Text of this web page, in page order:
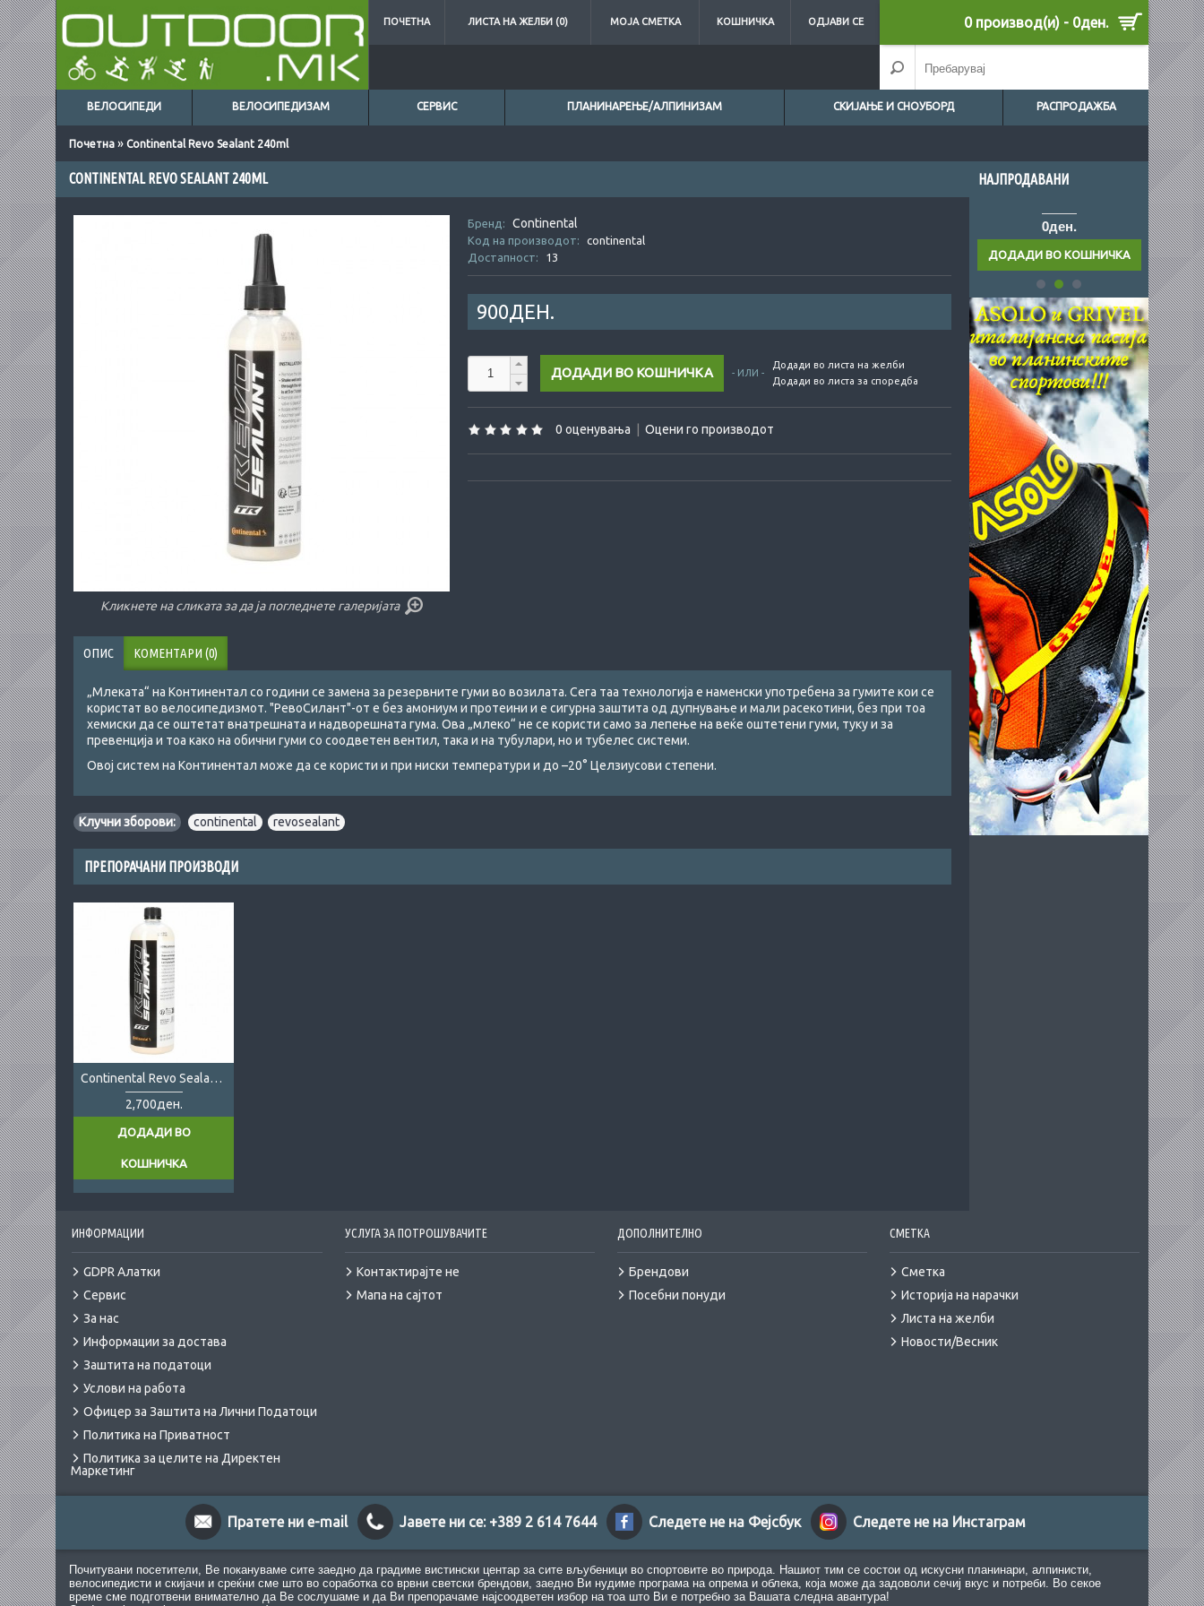
ПОЧЕТНА ЛИСТА НА ЖЕЛБИ (0) МОЈА СМЕТКА КОШНИЧКА ОДЈАВИ СЕ 0 производ(и) - 0ден.
ВЕЛОСИПЕДИ ВЕЛОСИПЕДИЗАМ СЕРВИС ПЛАНИНАРЕЊЕ/АЛПИНИЗАМ СКИЈАЊЕ И СНОУБОРД РАСПРОДАЖБА
Почетна » Continental Revo Sealant 240ml
НАЈПРОДАВАНИ
0ден.
CONTINENTAL REVO SEALANT 240ML
Кликнете на сликата за да ја погледнете галеријата
Бренд: Continental
Код на производот:
continental
Достапност:
13
900ДЕН.
- ИЛИ -
Додади во листа на желби
Додади во листа за споредба
0 оценувања Оцени го производот
ОПИС КОМЕНТАРИ (0)
„Млеката“ на Континентал со години се замена за резервните гуми во возилата. Сега таа технологија е наменски употребена за гумите кои се
користат во велосипедизмот. "РевоСилант"-от е без амониум и протеини и е сигурна заштита од дупнување и мали расекотини, без при тоа
хемиски да се оштетат внатрешната и надворешната гума. Ова „млеко“ не се користи само за лепење на веќе оштетени гуми, туку и за
превенција и тоа како на обични гуми со соодветен вентил, така и на тубулари, но и тубелес системи.
Овој систем на Континентал може да се користи и при ниски температури и до –20° Целзиусови степени.
Клучни зборови: continental revosealant
ПРЕПОРАЧАНИ ПРОИЗВОДИ
Continental Revo Sealant 1L
2,700ден.
ДОДАДИ ВО
КОШНИЧКА
ИНФОРМАЦИИ
GDPR Алатки
Сервис
За нас
Информации за достава
Заштита на податоци
Услови на работа
Офицер за Заштита на Лични Податоци
Политика на Приватност
Политика за целите на Директен
Маркетинг
УСЛУГА ЗА ПОТРОШУВАЧИТЕ
Контактирајте не
Мапа на сајтот
ДОПОЛНИТЕЛНО
Брендови
Посебни понуди
СМЕТКА
Сметка
Историја на нарачки
Листа на желби
Новости/Весник
Пратете ни e-mail Јавете ни се: +389 2 614 7644 Следете не на Фејсбук Следете не на Инстаграм
Почитувани посетители, Ве покануваме сите заедно да градиме вистински центар за сите вљубеници во спортовите во природа. Нашиот тим се состои од искусни планинари, алпинисти,
велосипедисти и скијачи и среќни сме што во соработка со врвни светски брендови, заедно Ви нудиме програма на опрема и облека, која може да задоволи сечиј вкус и потреби. Во секое
време сме подготвени внимателно да Ве сослушаме и да Ви препорачаме најсоодветен избор на тоа што Ви е потребно за Вашата следна авантура!